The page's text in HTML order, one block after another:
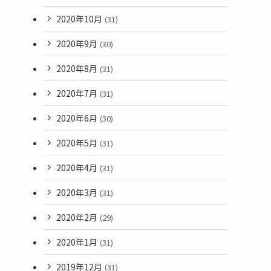
2020年10月 (31)
2020年9月 (30)
2020年8月 (31)
2020年7月 (31)
2020年6月 (30)
2020年5月 (31)
2020年4月 (31)
2020年3月 (31)
2020年2月 (29)
2020年1月 (31)
2019年12月 (31)